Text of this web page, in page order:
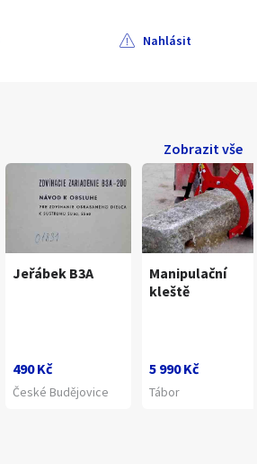
Nahlásit
Zobrazit vše
Jeřábek B3A
490 Kč
České Budějovice
Manipulační
kleště
5 990 Kč
Tábor